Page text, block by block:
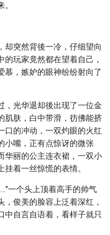
却突然背後一冷，仔细望向
玩家竟然都在望着自己，
慕，嫉妒的眼神纷纷射向了
，光华退却後出现了一位金
肌肤，白中带滑，彷佛能挤
口的冲动，一双灼眼的火红
小嘴，正有点惊讶的微张
华丽的公主连衣裙，一双小
着一丝惊慌的表情。
一个头上顶着高手的帅气
俊美的脸容上泛着深红，
中自言自语着，看样子就只